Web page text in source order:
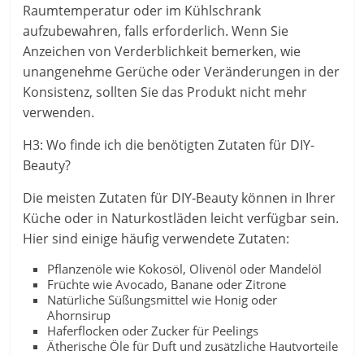
Raumtemperatur oder im Kühlschrank
aufzubewahren, falls erforderlich. Wenn Sie
Anzeichen von Verderblichkeit bemerken, wie
unangenehme Gerüche oder Veränderungen in der
Konsistenz, sollten Sie das Produkt nicht mehr
verwenden.
H3: Wo finde ich die benötigten Zutaten für DIY-
Beauty?
Die meisten Zutaten für DIY-Beauty können in Ihrer
Küche oder in Naturkostläden leicht verfügbar sein.
Hier sind einige häufig verwendete Zutaten:
Pflanzenöle wie Kokosöl, Olivenöl oder Mandelöl
Früchte wie Avocado, Banane oder Zitrone
Natürliche Süßungsmittel wie Honig oder
Ahornsirup
Haferflocken oder Zucker für Peelings
Ätherische Öle für Duft und zusätzliche Hautvorteile